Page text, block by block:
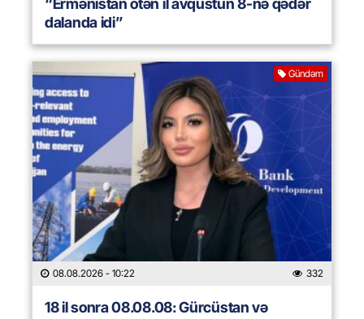
“Ermənistan ötən il avqustun 8-nə qədər
dalanda idi”
Gündəm
08.08.2026 - 10:22 332
18 il sonra 08.08.08: Gürcüstan və